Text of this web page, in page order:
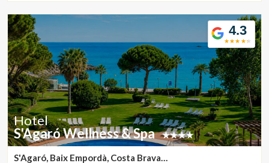
4.3
Hotel
S'Agaró Wellness & Spa
S'Agaró, Baix Empordà, Costa Brava